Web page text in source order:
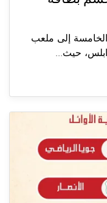
الخامسة إلى ملعب
حيث...